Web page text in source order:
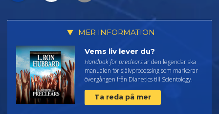
MER INFORMATION
Vems liv lever du?
Handbok för preclearsär den legendariska
manualen för självprocessing som markerar
övergången från Dianetics till Scientology.
Ta reda på mer